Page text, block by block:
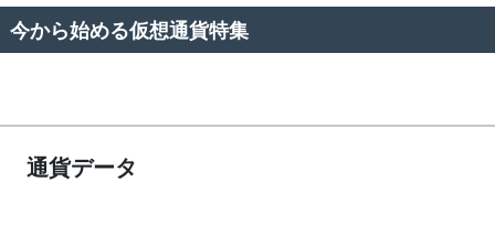
今から始める仮想通貨特集
通貨データ